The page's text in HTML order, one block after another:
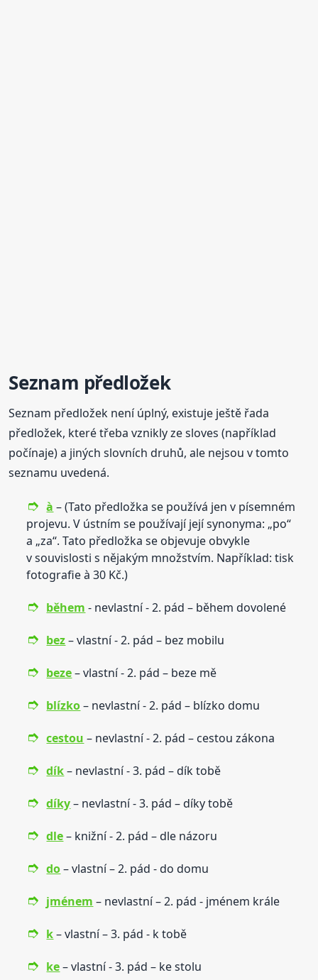
Seznam předložek
Seznam předložek není úplný, existuje ještě řada
předložek, které třeba vznikly ze sloves (například
počínaje) a jiných slovních druhů, ale nejsou v tomto
seznamu uvedená.
à – (Tato předložka se používá jen v písemném
projevu. V ústním se používají její synonyma: „po“
a „za“. Tato předložka se objevuje obvykle
v souvislosti s nějakým množstvím. Například: tisk
fotografie à 30 Kč.)
během - nevlastní - 2. pád – během dovolené
bez– vlastní - 2. pád – bez mobilu
beze– vlastní - 2. pád – beze mě
blízko– nevlastní - 2. pád – blízko domu
cestou – nevlastní - 2. pád – cestou zákona
dík– nevlastní - 3. pád – dík tobě
díky– nevlastní - 3. pád – díky tobě
dle– knižní - 2. pád – dle názoru
do– vlastní – 2. pád - do domu
jménem – nevlastní – 2. pád - jménem krále
k– vlastní – 3. pád - k tobě
ke– vlastní - 3. pád – ke stolu